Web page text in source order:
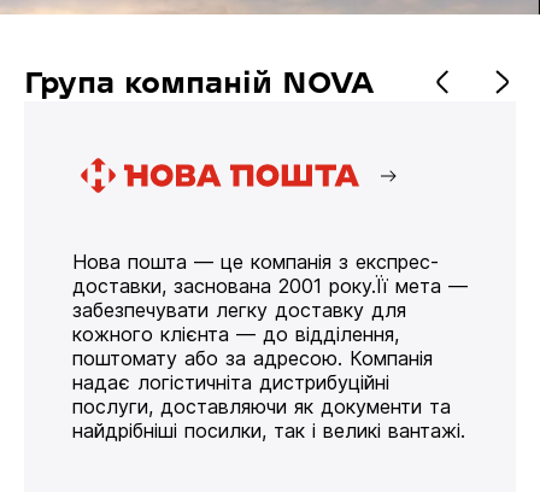
Група компаній NOVA
Нова пошта — це компанія з експрес-
доставки, заснована 2001 року.Її мета —
забезпечувати легку доставку для
кожного клієнта — до відділення,
поштомату або за адресою. Компанія
надає логістичніта дистрибуційні
послуги, доставляючи як документи та
найдрібніші посилки, так і великі вантажі.